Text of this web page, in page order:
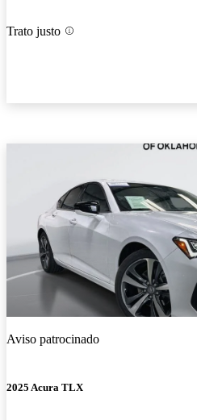
Trato justo
Aviso patrocinado
2025 Acura TLX